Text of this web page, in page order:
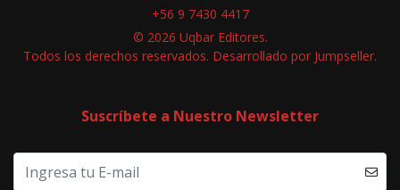
+56 9 7430 4417
© 2026 Uqbar Editores.
Todos los derechos reservados. Desarrollado por Jumpseller.
Suscríbete a Nuestro Newsletter